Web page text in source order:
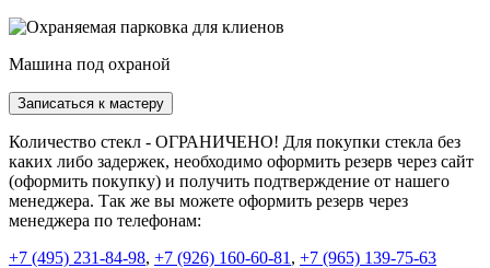
Машина под охраной
Записаться к мастеру
Количество стекл - ОГРАНИЧЕНО! Для покупки стекла без
каких либо задержек, необходимо оформить резерв через сайт
(оформить покупку) и получить подтверждение от нашего
менеджера. Так же вы можете оформить резерв через
менеджера по телефонам:
+7 (495) 231-84-98, +7 (926) 160-60-81 , +7 (965) 139-75-63